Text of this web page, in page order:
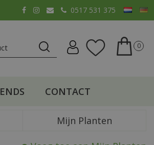
0517 531 375
CONTACT
Mijn Planten